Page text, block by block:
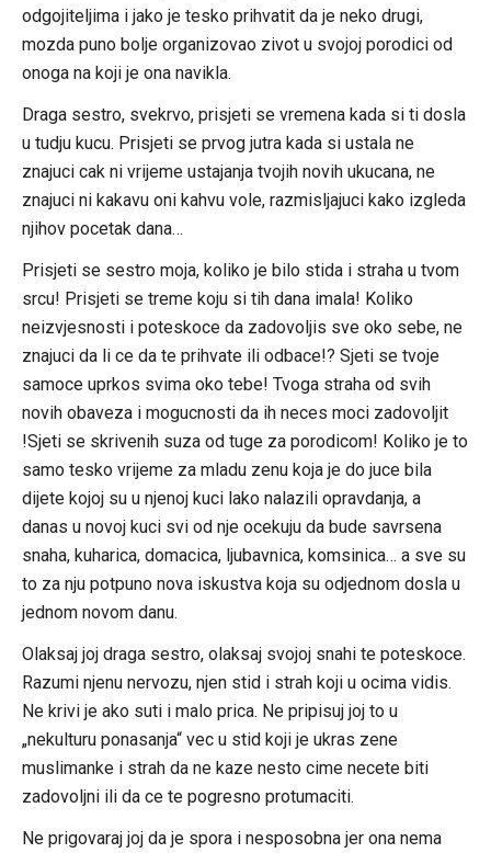
odgojiteljima i jako je tesko prihvatit da je neko drugi,
mozda puno bolje organizovao zivot u svojoj porodici od
onoga na koji je ona navikla.
Draga sestro, svekrvo, prisjeti se vremena kada si ti dosla
u tudju kucu. Prisjeti se prvog jutra kada si ustala ne
znajuci cak ni vrijeme ustajanja tvojih novih ukucana, ne
znajuci ni kakavu oni kahvu vole, razmisljajuci kako izgleda
njihov pocetak dana…
Prisjeti se sestro moja, koliko je bilo stida i straha u tvom
srcu! Prisjeti se treme koju si tih dana imala! Koliko
neizvjesnosti i poteskoce da zadovoljis sve oko sebe, ne
znajuci da li ce da te prihvate ili odbace!? Sjeti se tvoje
samoce uprkos svima oko tebe! Tvoga straha od svih
novih obaveza i mogucnosti da ih neces moci zadovoljit
!Sjeti se skrivenih suza od tuge za porodicom! Koliko je to
samo tesko vrijeme za mladu zenu koja je do juce bila
dijete kojoj su u njenoj kuci lako nalazili opravdanja, a
danas u novoj kuci svi od nje ocekuju da bude savrsena
snaha, kuharica, domacica, ljubavnica, komsinica… a sve su
to za nju potpuno nova iskustva koja su odjednom dosla u
jednom novom danu.
Olaksaj joj draga sestro, olaksaj svojoj snahi te poteskoce.
Razumi njenu nervozu, njen stid i strah koji u ocima vidis.
Ne krivi je ako suti i malo prica. Ne pripisuj joj to u
„nekulturu ponasanja“ vec u stid koji je ukras zene
muslimanke i strah da ne kaze nesto cime necete biti
zadovoljni ili da ce te pogresno protumaciti.
Ne prigovaraj joj da je spora i nesposobna jer ona nema